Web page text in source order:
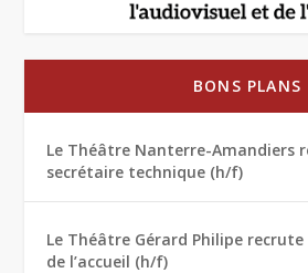
BONS PLANS
Le Théâtre Nanterre-Amandiers
secrétaire technique (h/f)
Le Théâtre Gérard Philipe
de l’accueil (h/f)